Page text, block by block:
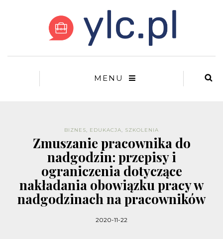
MENU
BIZNES, EDUKACJA, SZKOLENIA
Zmuszanie pracownika do
nadgodzin: przepisy i
ograniczenia dotyczące
nakładania obowiązku pracy w
nadgodzinach na pracowników
2020-11-22